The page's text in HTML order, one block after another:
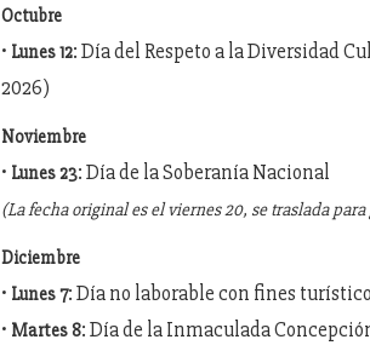
Octubre
• Lunes 12: Día del Respeto a la Diversidad
2026)
Noviembre
• Lunes 23: Día de la Soberanía Nacional
(La fecha original es el viernes 20, se traslada
Diciembre
• Lunes 7: Día no laborable con fines
• Martes 8: Día de la Inmaculada